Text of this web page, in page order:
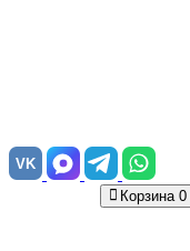
VK
Корзина 0